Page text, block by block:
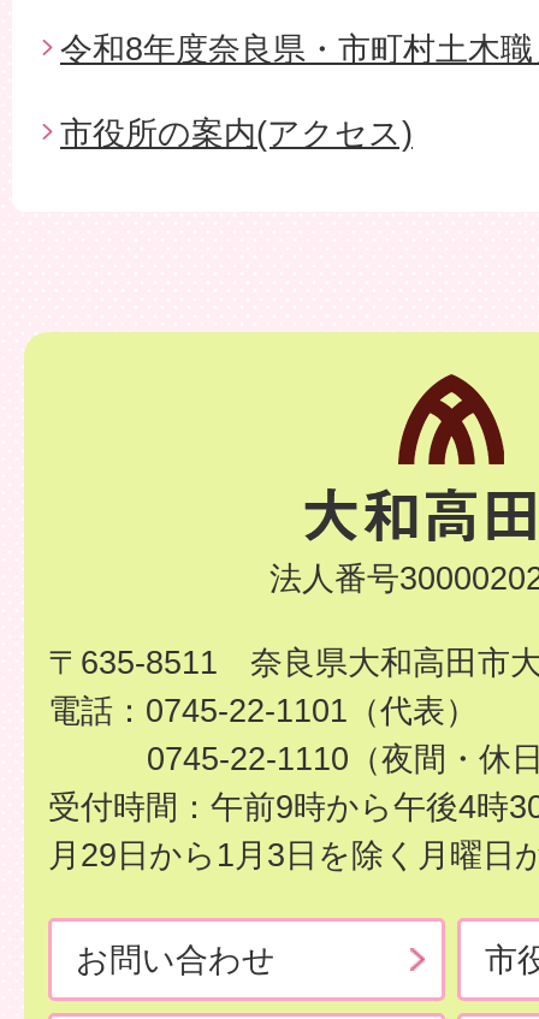
令和8年度奈良県・市町村土木
市役所の案内(アクセス)
法人番号
〒635-8511 奈良県大和高田市
電話：0745-22-1101（代表）
0745-22-1110（夜間・休
受付時間：午前9時から午後4時
月29日から1月3日を除く月曜日
お問い合わせ 市